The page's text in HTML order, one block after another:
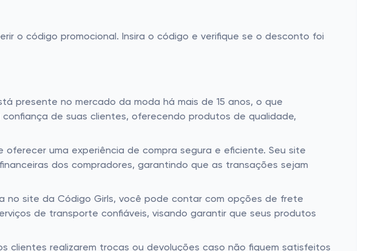
o código promocional. Insira o código e verifique se o desconto foi
presente no mercado da moda há mais de 15 anos, o que
de suas clientes, oferecendo produtos de qualidade,
uma experiência de compra segura e eficiente. Seu site
dos compradores, garantindo que as transações sejam
no site da Código Girls, você pode contar com opções de frete
de transporte confiáveis, visando garantir que seus produtos
clientes realizarem trocas ou devoluções caso não fiquem satisfeitos